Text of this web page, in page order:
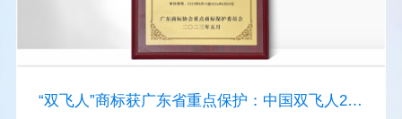
“双飞人”商标获广东省重点保护：中国双飞人20